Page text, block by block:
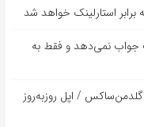
استارلینک خواهد شد
جواب نمی‌دهد و فقط به
/ اپل روزبه‌روز